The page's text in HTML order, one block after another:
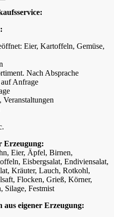
Eier, Kartoffeln, Gemüse,
Nach Absprache
Anfrage
Erzeugung:
Eier, Äpfel, Birnen,
Eisbergsalat, Endiviensalat,
Kräuter, Lauch, Rotkohl,
Flocken, Grieß, Körner,
Silage, Festmist
eigener Erzeugung: